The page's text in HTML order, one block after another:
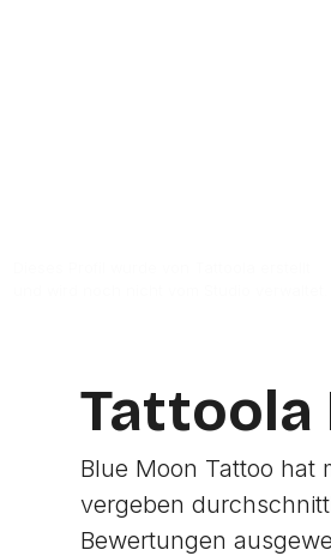
Tattoola
Blue Moon Tattoo hat
vergeben
Bewertungen